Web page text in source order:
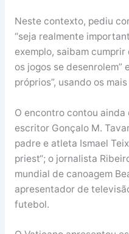
Neste contexto, pediu
“seja realmente
exemplo, saibam cumprir
os jogos se desenrolem”
próprios”, usando os
O encontro contou
escritor Gonçalo M.
padre e atleta Ismael
priest“; o jornalista
mundial de canoagem
apresentador de
futebol.